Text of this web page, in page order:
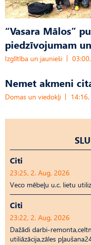
“Vasara Mālos”
piedzīvojumam
Izglītība un jaunieši
Nemet akmeni
Domas un viedokļi
Citi
23:25, 2. Aug, 2026
Veco mēbeļu u.c. lietu
Citi
23:22, 2. Aug, 2026
Dažādi darbi-
utiliāzācija,zāles